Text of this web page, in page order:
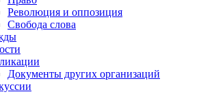
Революция и оппозиция
Свобода слова
Документы других организаций